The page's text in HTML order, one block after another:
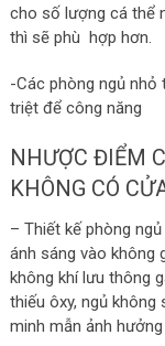
cho số lượng cá thể
thì sẽ phù hợp hơn.
-Các phòng ngủ nhỏ
triệt để công năng
NHƯỢC ĐIỂM
KHÔNG CÓ
– Thiết kế phòng
ánh sáng vào không
không khí lưu thông
thiếu ôxy, ngủ không
minh mẫn ảnh